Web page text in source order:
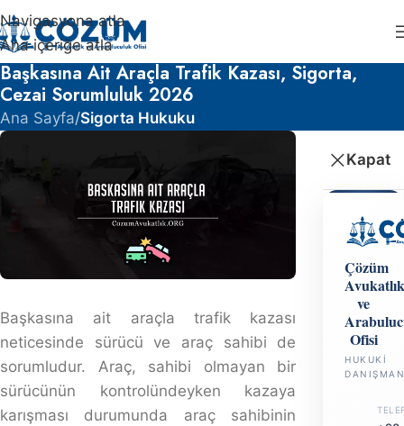
Navigasyona atla
Ana içeriğe atla
Başkasına Ait Araçla Trafik Kazası, Sigorta,
Cezai Sorumluluk 2026
Ana Sayfa/Sigorta Hukuku
Başkasına ait araçla trafik kazası neticesinde sürücü ve
araç sahibi de sorumludur. Araç, sahibi olmayan bir
sürücünün kontrolündeyken kazaya karışması